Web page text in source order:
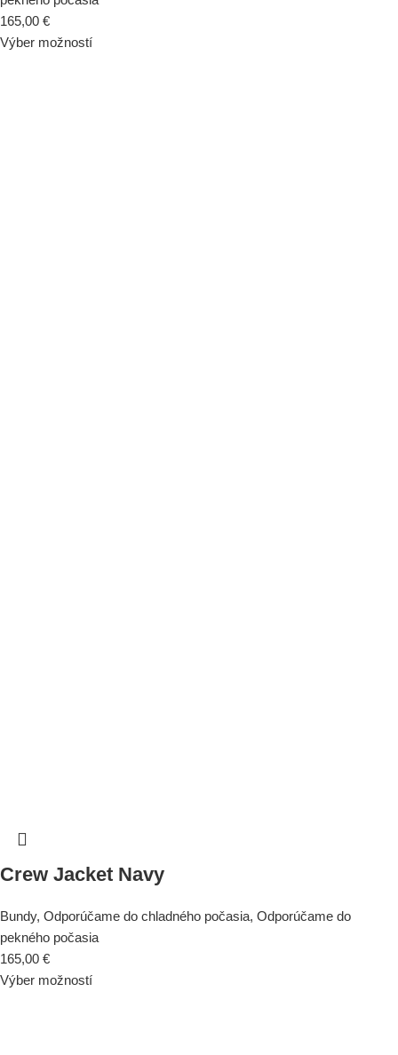
165,00 €
Výber možností
Crew Jacket Navy
Bundy, Odporúčame do chladného počasia, Odporúčame do
pekného počasia
165,00 €
Výber možností